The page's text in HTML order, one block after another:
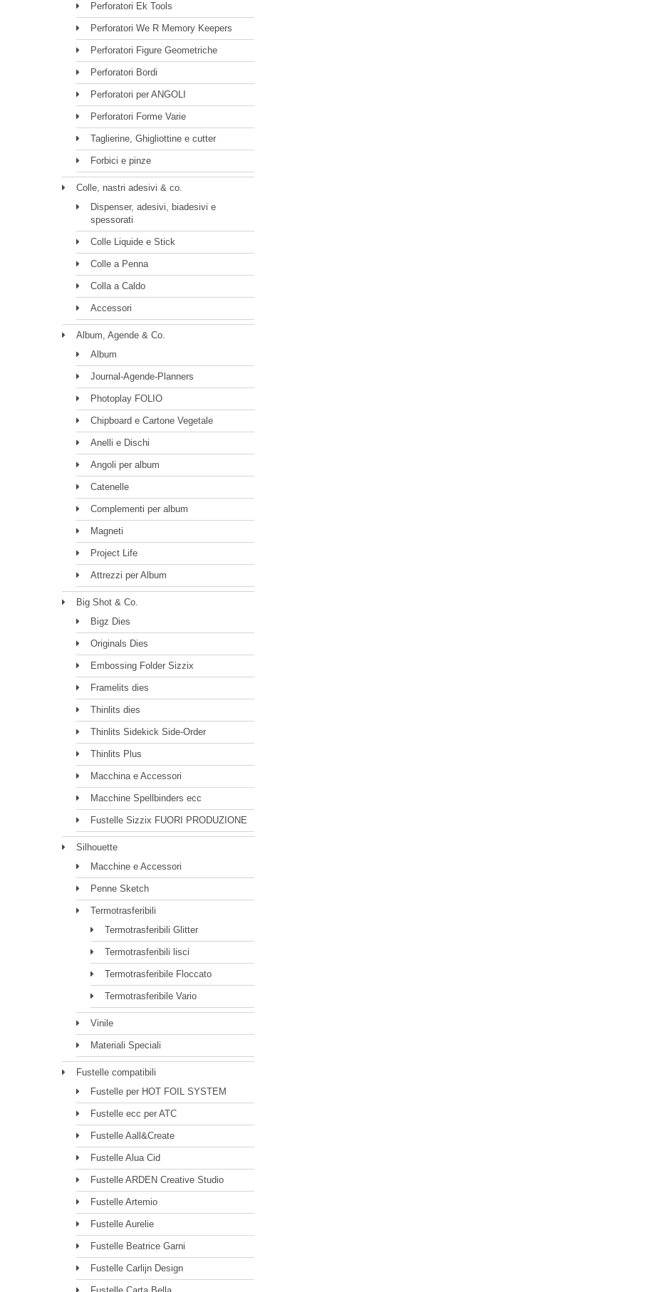
Perforatori Ek Tools
Perforatori We R Memory Keepers
Perforatori Figure Geometriche
Perforatori Bordi
Perforatori per ANGOLI
Perforatori Forme Varie
Taglierine, Ghigliottine e cutter
Forbici e pinze
Colle, nastri adesivi & co.
Dispenser, adesivi, biadesivi e
spessorati
Colle Liquide e Stick
Colle a Penna
Colla a Caldo
Accessori
Album, Agende & Co.
Album
Journal-Agende-Planners
Photoplay FOLIO
Chipboard e Cartone Vegetale
Anelli e Dischi
Angoli per album
Catenelle
Complementi per album
Magneti
Project Life
Attrezzi per Album
Big Shot & Co.
Bigz Dies
Originals Dies
Embossing Folder Sizzix
Framelits dies
Thinlits dies
Thinlits Sidekick Side-Order
Thinlits Plus
Macchina e Accessori
Macchine Spellbinders ecc
Fustelle Sizzix FUORI PRODUZIONE
Silhouette
Macchine e Accessori
Penne Sketch
Termotrasferibili
Termotrasferibili Glitter
Termotrasferibili lisci
Termotrasferibile Floccato
Termotrasferibile Vario
Vinile
Materiali Speciali
Fustelle compatibili
Fustelle per HOT FOIL SYSTEM
Fustelle ecc per ATC
Fustelle Aall&Create
Fustelle Alua Cid
Fustelle ARDEN Creative Studio
Fustelle Artemio
Fustelle Aurelie
Fustelle Beatrice Garni
Fustelle Carlijn Design